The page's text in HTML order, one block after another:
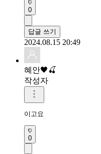
0
답글 쓰기
2024.08.15 20:49
혜안🖤🍒
작성자
이고요
0